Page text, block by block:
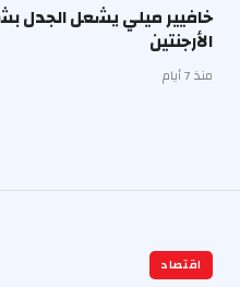
خافيير ميلي يشعل الجدل
الأرجنتين
منذ 7 أيام
اقتصاد